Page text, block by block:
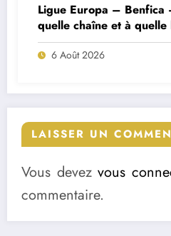
Ligue Europa – Benfica
quelle chaîne et à
match ?
6 Août 2026
LAISSER UN
Vous devezvous
commentaire.